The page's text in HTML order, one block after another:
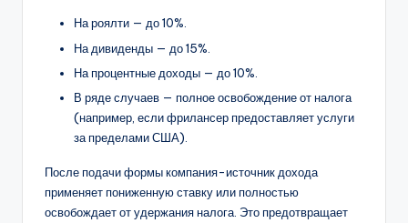
На роялти — до 10%.
На дивиденды — до 15%.
На процентные доходы — до 10%.
В ряде случаев — полное освобождение от налога
(например, если фрилансер предоставляет услуги
за пределами США).
После подачи формы компания-источник дохода
применяет пониженную ставку или полностью
освобождает от удержания налога. Это предотвращает